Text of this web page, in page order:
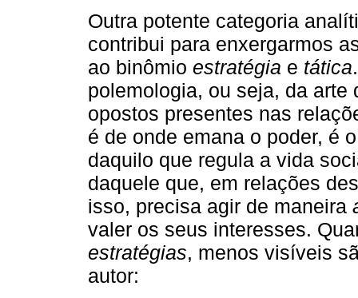
Outra potente categoria
contribui para enxergarmos
ao binômio estratégia e tática
polemologia, ou seja, da arte
opostos presentes nas
é de onde emana o poder, é
daquilo que regula a vida
daquele que, em relações
isso, precisa agir de maneira
valer os seus interesses.
estratégias, menos visíveis
autor: